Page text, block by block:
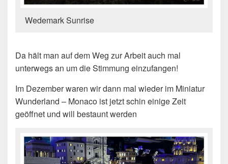
Wedemark Sunrise
Da hält man auf dem Weg zur Arbeit auch mal
unterwegs an um die Stimmung einzufangen!
Im Dezember waren wir dann mal wieder im Miniatur
Wunderland – Monaco ist jetzt schin einige Zeit
geöffnet und will bestaunt werden